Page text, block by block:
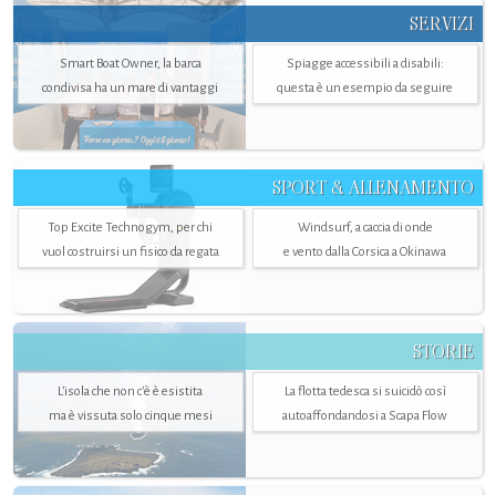
SERVIZI
Smart Boat Owner, la barca
condivisa ha un mare di vantaggi
Spiagge accessibili a disabili:
questa è un esempio da seguire
SPORT & ALLENAMENTO
Top Excite Technogym, per chi
vuol costruirsi un fisico da regata
Windsurf, a caccia di onde
e vento dalla Corsica a Okinawa
STORIE
L’isola che non c'è è esistita
ma è vissuta solo cinque mesi
La flotta tedesca si suicidò così
autoaffondandosi a Scapa Flow